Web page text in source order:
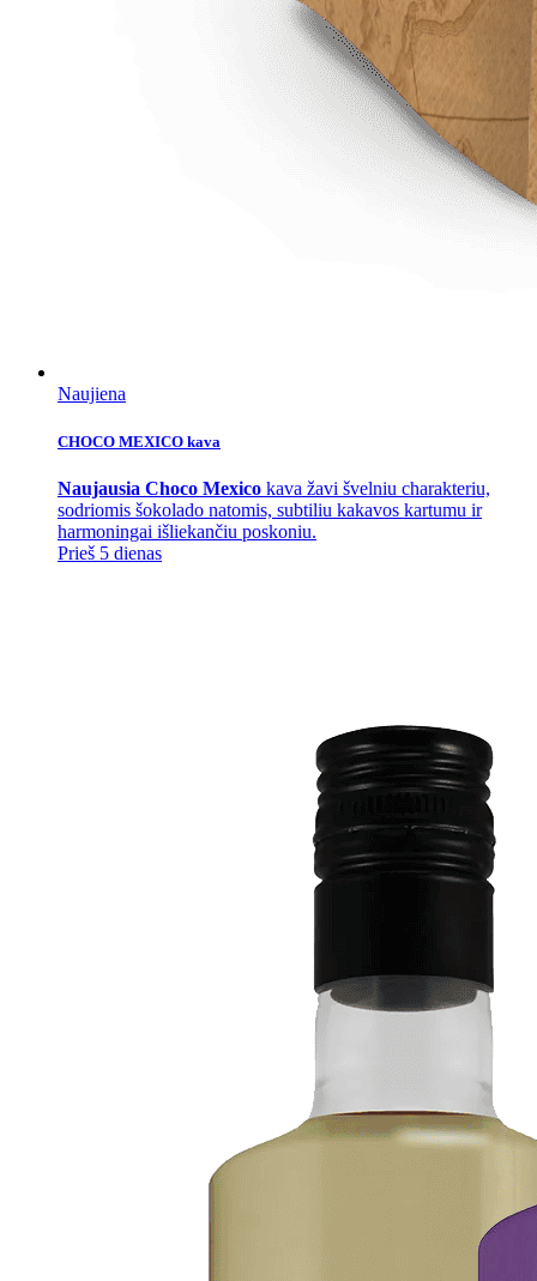
Naujiena
CHOCO MEXICO kava
Naujausia Choco Mexico kava žavi švelniu charakteriu,
sodriomis šokolado natomis, subtiliu kakavos kartumu ir
harmoningai išliekančiu poskoniu.
Prieš 5 dienas